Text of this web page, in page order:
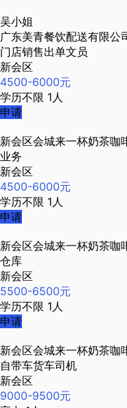
吴小姐
广东美青餐饮配送有限公
门店销售出单文员
新会区
4500-6000元
学历不限 1人
申请
新会区会城来一杯奶茶咖
业务
新会区
4500-6000元
学历不限 1人
申请
新会区会城来一杯奶茶咖
仓库
新会区
5500-6500元
学历不限 1人
申请
新会区会城来一杯奶茶咖
自带车货车司机
新会区
9000-9500元